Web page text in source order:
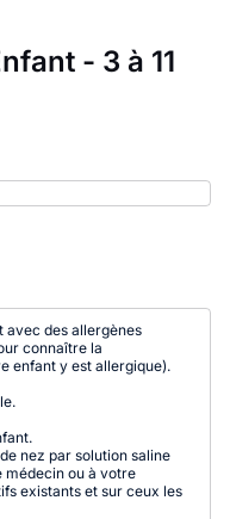
- 3 à 11
avec des allergènes
connaître la
enfant y est allergique).
nez par solution saline
médecin ou à votre
existants et sur ceux les